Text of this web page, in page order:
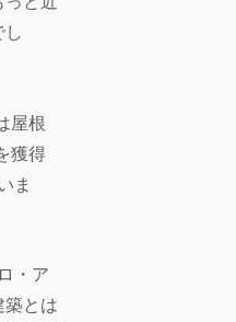
屋根
獲得
ま
・ア
とは